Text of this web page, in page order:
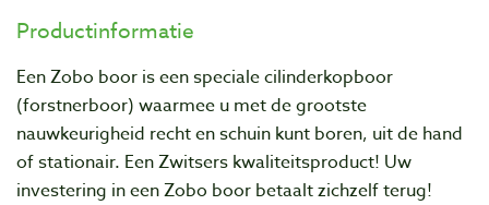
Productinformatie
Een Zobo boor is een speciale cilinderkopboor
(forstnerboor) waarmee u met de grootste
nauwkeurigheid recht en schuin kunt boren, uit de hand
of stationair. Een Zwitsers kwaliteitsproduct! Uw
investering in een Zobo boor betaalt zichzelf terug!